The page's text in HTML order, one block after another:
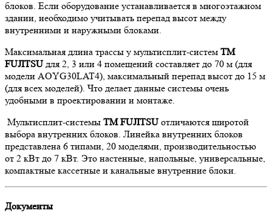
блоков. Если оборудование устанавливается в многоэтажном
здании, необходимо учитывать перепад высот между
внутренними и наружными блоками.
Максимальная длина трассы у мультисплит-систем ТМ
FUJITSU для 2, 3 или 4 помещений составляет до 70 м (для
модели AOYG30LAT4), максимальный перепад высот до 15 м
(для всех моделей). Что делает данные системы очень
удобными в проектировании и монтаже.
Мультисплит-системы ТМ FUJITSU отличаются широтой
выбора внутренних блоков. Линейка внутренних блоков
представлена 6 типами, 20 моделями, производительностью
от 2 кВт до 7 кВт. Это настенные, напольные, универсальные,
компактные кассетные и канальные внутренние блоки.
Документы